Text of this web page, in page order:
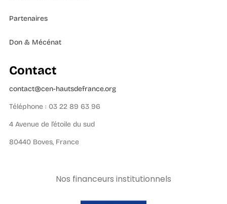
Partenaires
Don & Mécénat
Contact
contact@cen-hautsdefrance.org
Téléphone : 03 22 89 63 96
4 Avenue de l’étoile du sud
80440 Boves, France
Nos financeurs institutionnels